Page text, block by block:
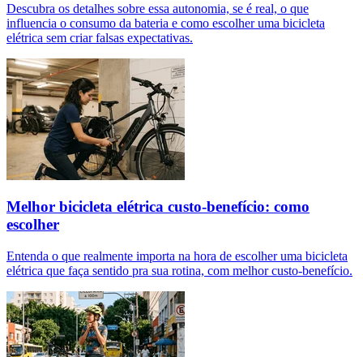
Descubra os detalhes sobre essa autonomia, se é real, o que
influencia o consumo da bateria e como escolher uma bicicleta
elétrica sem criar falsas expectativas.
Melhor bicicleta elétrica custo-benefício: como
escolher
Entenda o que realmente importa na hora de escolher uma bicicleta
elétrica que faça sentido pra sua rotina, com melhor custo-benefício.